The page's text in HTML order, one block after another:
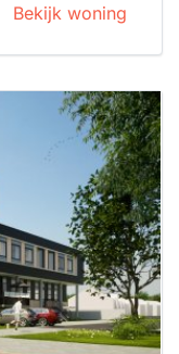
Bekijk woning